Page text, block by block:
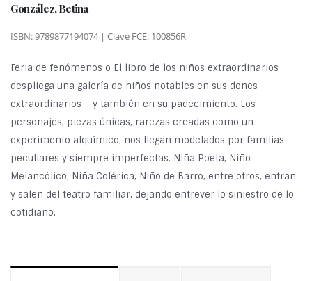
González, Betina
ISBN: 9789877194074 | Clave FCE: 100856R
Feria de fenómenos o El libro de los niños extraordinarios
despliega una galería de niños notables en sus dones —
extraordinarios— y también en su padecimiento. Los
personajes, piezas únicas, rarezas creadas como un
experimento alquímico, nos llegan modelados por familias
peculiares y siempre imperfectas. Niña Poeta, Niño
Melancólico, Niña Colérica, Niño de Barro, entre otros, entran
y salen del teatro familiar, dejando entrever lo siniestro de lo
cotidiano.